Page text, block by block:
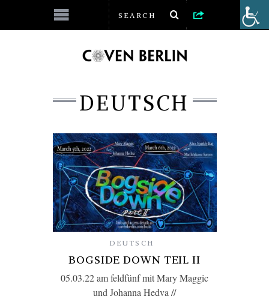
DEUTSCH
DEUTSCH
BOGSIDE DOWN TEIL II
05.03.22 am feldfünf mit Mary Maggic
und Johanna Hedva //